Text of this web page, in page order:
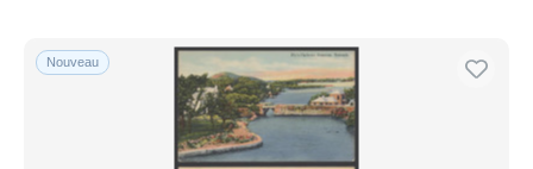
Nouveau